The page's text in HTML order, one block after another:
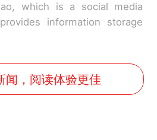
which is a social media
information storage
闻，阅读体验更佳